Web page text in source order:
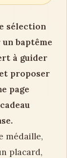
sélection
baptême
à guider
proposer
page
médaille,
placard,